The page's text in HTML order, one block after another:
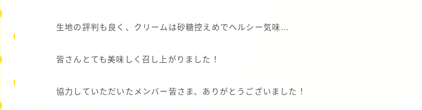
生地の評判も良く、クリームは砂糖控えめでヘルシー気味…
皆さんとても美味しく召し上がりました！
協力していただいたメンバー皆さま、ありがとうございました！